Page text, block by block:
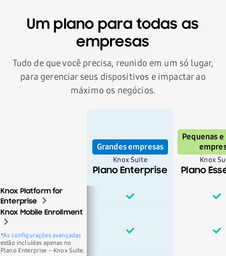
Um plano para todas as
empresas
Tudo de que você precisa, reunido em um só lugar,
para gerenciar seus dispositivos e impactar ao
máximo os negócios.
Grandes empresas
Knox Suite
Plano Enterprise
Pequenas
Knox
Plano
Knox Platform for
Enterprise
Knox Mobile Enrollment
*As configurações avançadas
estão incluídas apenas no
Plano Enterprise – Knox Suite.